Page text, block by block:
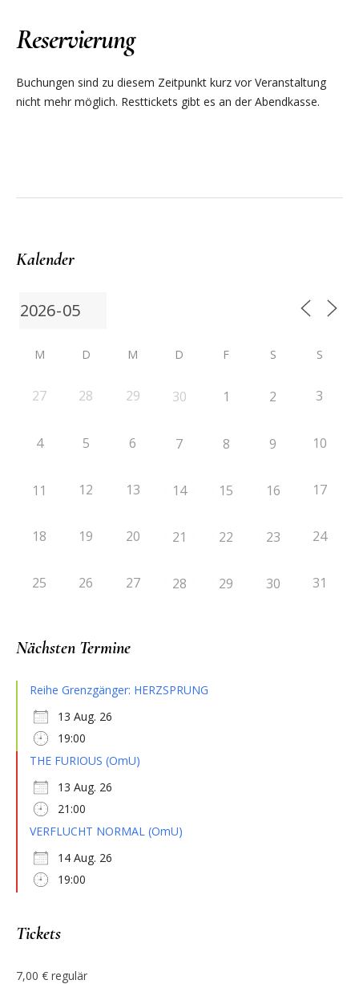
Reservierung
Buchungen sind zu diesem Zeitpunkt kurz vor Veranstaltung
nicht mehr möglich. Resttickets gibt es an der Abendkasse.
Kalender
M D M D F S S
27 28 29 30 1 2 3
4 5 6 7 8 9 10
11 12 13 14 15 16 17
18 19 20 21 22 23 24
25 26 27 28 29 30 31
Nächsten Termine
Reihe Grenzgänger: HERZSPRUNG
13 Aug. 26
19:00
THE FURIOUS (OmU)
13 Aug. 26
21:00
VERFLUCHT NORMAL (OmU)
14 Aug. 26
19:00
Tickets
7,00 € regulär